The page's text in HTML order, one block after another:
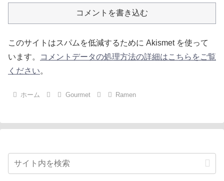
コメントを書き込む
このサイトはスパムを低減するために Akismet を使って
います。
コメントデータの処理方法の詳細はこちらをご覧
ください。
ホーム Gourmet Ramen